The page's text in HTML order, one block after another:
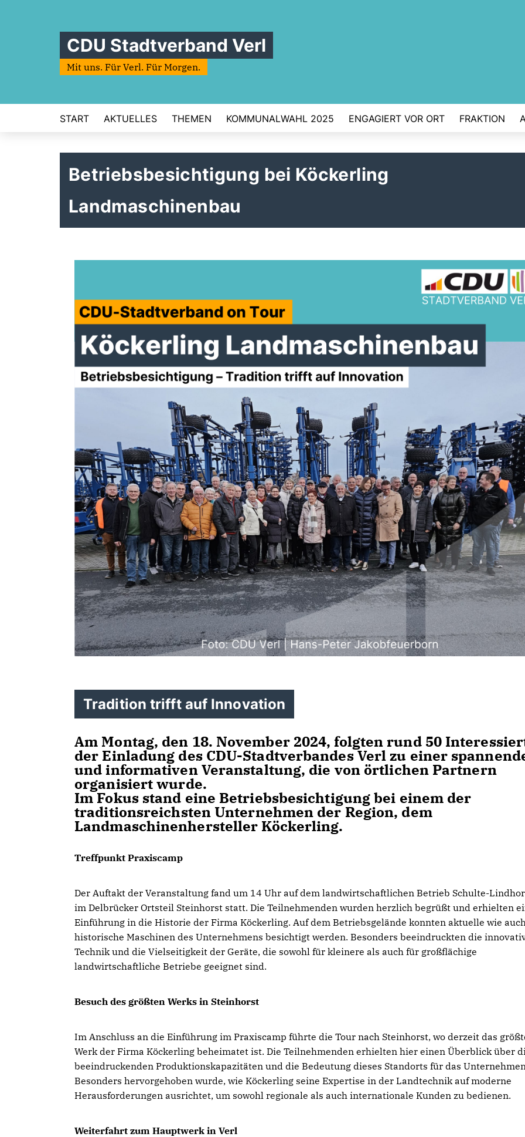
CDU Stadtverband Verl
Mit uns. Für Verl. Für Morgen.
START AKTUELLES THEMEN KOMMUNALWAHL 2025 ENGAGIERT VOR ORT FRAKTION
Betriebsbesichtigung bei Köckerling
Landmaschinenbau
Tradition trifft auf Innovation
Am Montag, den 18. November 2024, folgten rund 50
der Einladung des CDU-Stadtverbandes Verl zu einer
und informativen Veranstaltung, die von örtlichen Partnern
organisiert wurde.
Im Fokus stand eine Betriebsbesichtigung bei einem der
traditionsreichsten Unternehmen der Region, dem
Landmaschinenhersteller Köckerling.
Treffpunkt Praxiscamp
Der Auftakt der Veranstaltung fand um 14 Uhr auf dem landwirtschaftlichen Betrieb Schulte-
im Delbrücker Ortsteil Steinhorst statt. Die Teilnehmenden wurden herzlich begrüßt und erhielten
Einführung in die Historie der Firma Köckerling. Auf dem Betriebsgelände konnten aktuelle wie auch
historische Maschinen des Unternehmens besichtigt werden. Besonders beeindruckten die
Technik und die Vielseitigkeit der Geräte, die sowohl für kleinere als auch für großflächige
landwirtschaftliche Betriebe geeignet sind.
Besuch des größten Werks in Steinhorst
Im Anschluss an die Einführung im Praxiscamp führte die Tour nach Steinhorst, wo derzeit das
Werk der Firma Köckerling beheimatet ist. Die Teilnehmenden erhielten hier einen Überblick über
beeindruckenden Produktionskapazitäten und die Bedeutung dieses Standorts für das
Besonders hervorgehoben wurde, wie Köckerling seine Expertise in der Landtechnik auf moderne
Herausforderungen ausrichtet, um sowohl regionale als auch internationale Kunden zu bedienen.
Weiterfahrt zum Hauptwerk in Verl